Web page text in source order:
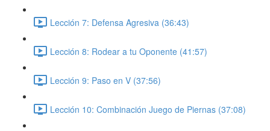
Lección 7: Defensa Agresiva (36:43)
Lección 8: Rodear a tu Oponente (41:57)
Lección 9: Paso en V (37:56)
Lección 10: Combinación Juego de Piernas (37:08)